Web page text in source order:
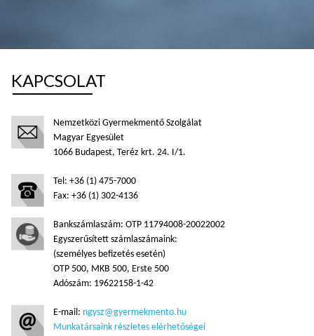
KAPCSOLAT
Nemzetközi Gyermekmentő Szolgálat
Magyar Egyesület
1066 Budapest, Teréz krt. 24. I/1.
Tel: +36 (1) 475-7000
Fax: +36 (1) 302-4136
Bankszámlaszám: OTP 11794008-20022002
Egyszerűsített számlaszámaink:
(személyes befizetés esetén)
OTP 500, MKB 500, Erste 500
Adószám: 19622158-1-42
E-mail: ngysz@gyermekmento.hu
Munkatársaink részletes elérhetőségei